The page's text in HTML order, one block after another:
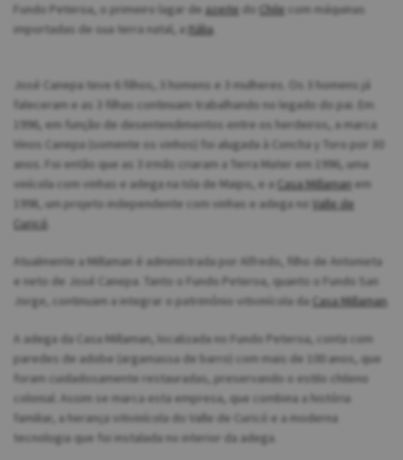
Fundo Peteroa, o primeiro lagar de azeite do Chile com máquinas
importadas de sua terra natal, a Itália
José Canepa teve 6 filhos, 3 homens e 3 mulheres. Os 3 homens já
faleceram e as 3 filhas continuam trabalhando no legado do pai. Em
1996, em função de desentendimentos entre os herdeiros, a marca
Vinos Canepa (somente os vinhos) foi alugada à Concha y Toro por 30
anos. Foi então que as 3 irmãs criaram a Terra Mater em 1996, uma
vinícola com vinhas e adega na Isla de Maipo, e a Casa Millaman em
1998, um projeto independente com vinhas e adega no Valle de
Curicó
Atualmente a Millaman é administrada por Alfredo, filho de Antonieta
e neto de José Canepa. Tanto o Fundo Peteroa, quanto o Fundo San
Jorge, continuam a integrar o patrimônio vitivinícola da Casa Millaman
A adega da Casa Millaman, localizada no Fundo Peteroa, conta com
paredes de adobe (argamassa de barro) com mais de 100 anos, que
foram cuidadosamente restauradas, preservando o estilo chileno
colonial. Assim se marca esta empresa, que combina a história
familiar, a herança vitivinícola do Valle de Curicó e a moderna
tecnologia que foi instalada no interior da adega.